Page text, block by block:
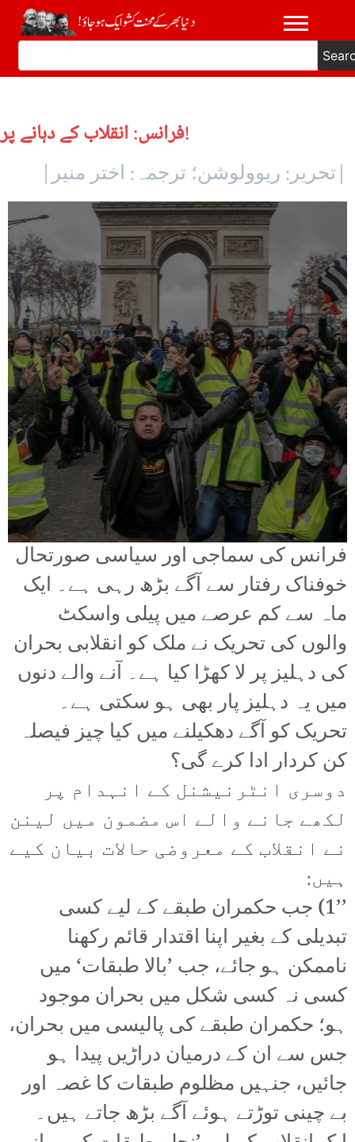
فرانس: انقلاب کے دہانے پر!
|تحریر: ریوولوشن؛ ترجمہ: اختر منیر|
فرانس کی سماجی اور سیاسی صورتحال
خوفناک رفتار سے آگے بڑھ رہی ہے۔ ایک
ماہ سے کم عرصے میں پیلی واسکٹ
والوں کی تحریک نے ملک کو انقلابی بحران
کی دہلیز پر لا کھڑا کیا ہے۔ آنے والے دنوں
میں یہ دہلیز پار بھی ہو سکتی ہے۔
تحریک کو آگے دھکیلنے میں کیا چیز فیصلہ
کن کردار ادا کرے گی؟
دوسری انٹرنیشنل کے انہدام پر
لکھے جانے والے اس مضمون میں لینن
نے انقلاب کے معروضی حالات بیان کیے
ہیں:
’’1) جب حکمران طبقے کے لیے کسی
تبدیلی کے بغیر اپنا اقتدار قائم رکھنا
ناممکن ہو جائے، جب ’بالا طبقات‘ میں
کسی نہ کسی شکل میں بحران موجود
ہو؛ حکمران طبقے کی پالیسی میں بحران،
جس سے ان کے درمیان دراڑیں پیدا ہو
جائیں، جنہیں مظلوم طبقات کا غصہ اور
بے چینی توڑتے ہوئے آگے بڑھ جاتے ہیں۔